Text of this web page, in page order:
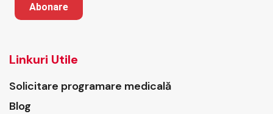
Abonare
Linkuri Utile
Solicitare programare medicală
Blog